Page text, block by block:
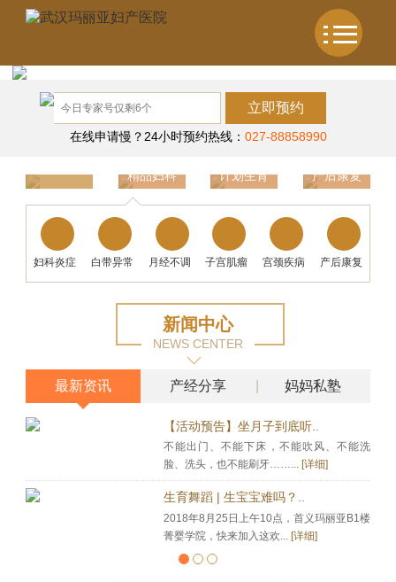
立即预约
在线申请慢？24小时预约热线： 027-88858990
温馨产科
精品妇科 计划生育 产后康复
妇科炎症 白带异常 月经不调 子宫肌瘤 宫颈疾病 产后康复
新闻中心
NEWS CENTER
最新资讯 产经分享 妈妈私塾
【活动预告】坐月子到底听..
不能出门、不能下床，不能吹风、不能洗
脸、洗头，也不能刷牙……... [详细]
生育舞蹈 | 生宝宝难吗？..
2018年8月25日上午10点，首义玛丽亚B1楼
菁婴学院，快来加入这欢...
[详细]